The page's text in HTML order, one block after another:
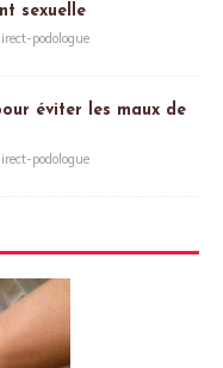
sexuelle
podologue
éviter les maux de
podologue